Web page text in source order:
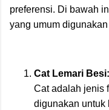
preferensi. Di bawah
yang umum
Cat Lemari Besi:
Cat adalah jenis
digunakan untuk